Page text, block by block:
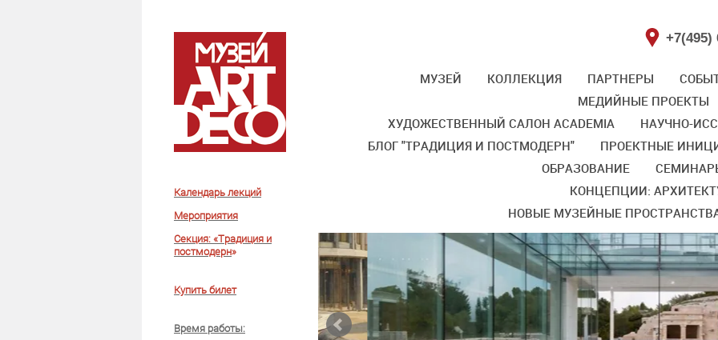
Календарь лекций
Мероприятия
Секция: «Традиция и
постмодерн»
Купить билет
Время работы:
+7(495)
МУЗЕЙ КОЛЛЕКЦИЯ ПАРТНЕРЫ
МЕДИЙНЫЕ ПРОЕКТЫ
ХУДОЖЕСТВЕННЫЙ САЛОН ACADEMIA
НАУЧНО-
БЛОГ "ТРАДИЦИЯ И ПОСТМОДЕРН"
ПРОЕКТНЫЕ
ОБРАЗОВАНИЕ
КОНЦЕПЦИИ:
НОВЫЕ МУЗЕЙНЫЕ